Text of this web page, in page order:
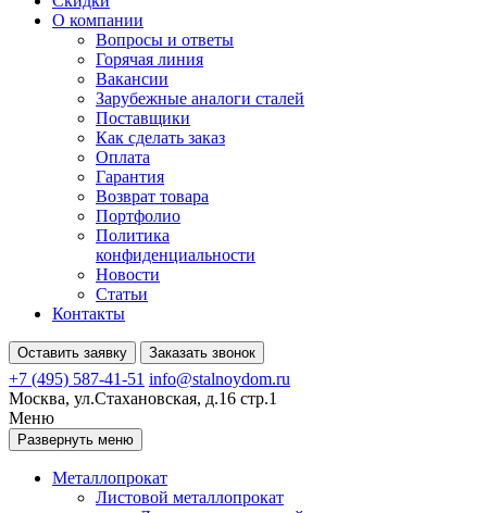
О компании
Вопросы и ответы
Горячая линия
Вакансии
Зарубежные аналоги сталей
Поставщики
Как сделать заказ
Оплата
Гарантия
Возврат товара
Портфолио
Политика
конфиденциальности
Новости
Статьи
Контакты
Оставить заявку Заказать звонок
+7 (495) 587-41-51 info@stalnoydom.ru
Москва, ул.Стахановская, д.16 стр.1
Меню
Развернуть меню
Металлопрокат
Листовой металлопрокат